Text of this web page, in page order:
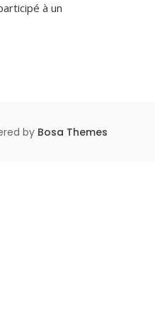
à un
by Bosa Themes